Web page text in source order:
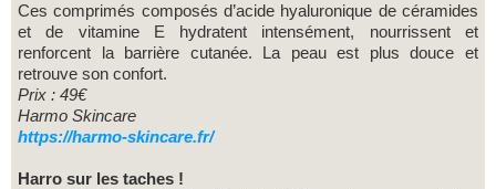
Ces comprimés composés d’acide hyaluronique de céramides
et de vitamine E hydratent intensément, nourrissent et
renforcent la barrière cutanée. La peau est plus douce et
retrouve son confort.
Prix : 49€
Harmo Skincare
https://harmo-skincare.fr/
Harro sur les taches !